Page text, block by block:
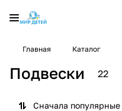
Главная Каталог
Подвески 22
Сначала популярные